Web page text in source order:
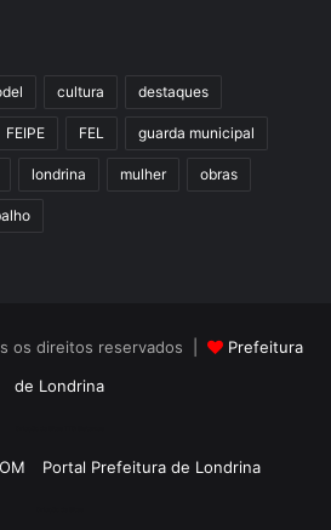
cultura destaques
FEIPE FEL guarda municipal
londrina mulher obras
os direitos reservados |
Prefeitura
de Londrina
Portal Prefeitura de Londrina